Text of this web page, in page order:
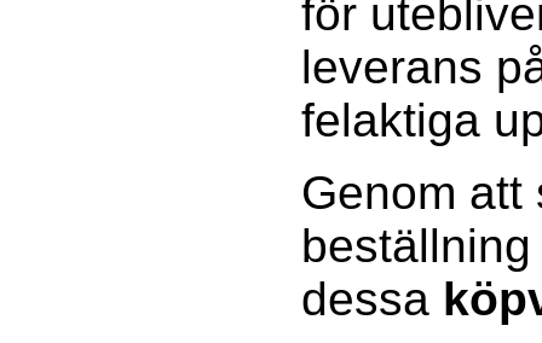
för
leverans
felaktiga
Genom att
dessa